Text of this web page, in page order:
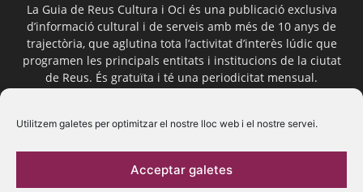
Utilitzem galetes per optimitzar el nostre lloc web i el nostre servei.
Acceptar galetes
La Guia de Reus Cultura i Oci és una publicació exclusiva
d’informació cultural i de serveis amb més de 10 anys de
trajectòria, que aglutina tota l’activitat d’interès lúdic que
programen les principals entitats i institucions de la ciutat
de Reus. És gratuïta i té una periodicitat mensual.
Segueix-nos